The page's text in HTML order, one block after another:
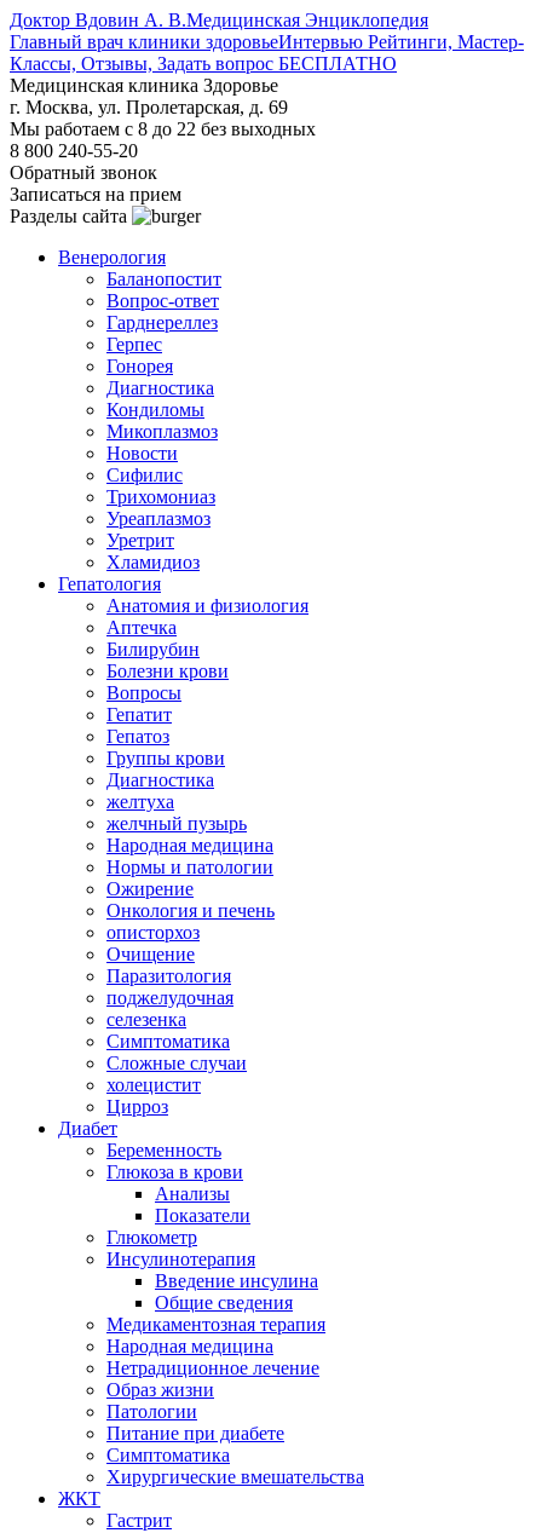
Доктор Вдовин А. В.Медицинская Энциклопедия
Главный врач клиники здоровьеИнтервью Рейтинги, Мастер-
Классы, Отзывы, Задать вопрос БЕСПЛАТНО
Медицинская клиника Здоровье
г. Москва, ул. Пролетарская, д. 69
Мы работаем с 8 до 22 без выходных
8 800 240-55-20
Обратный звонок
Записаться на прием
Разделы сайта
Венерология
Баланопостит
Вопрос-ответ
Гарднереллез
Герпес
Гонорея
Диагностика
Кондиломы
Микоплазмоз
Новости
Сифилис
Трихомониаз
Уреаплазмоз
Уретрит
Хламидиоз
Гепатология
Анатомия и физиология
Аптечка
Билирубин
Болезни крови
Вопросы
Гепатит
Гепатоз
Группы крови
Диагностика
желтуха
желчный пузырь
Народная медицина
Нормы и патологии
Ожирение
Онкология и печень
описторхоз
Очищение
Паразитология
поджелудочная
селезенка
Симптоматика
Сложные случаи
холецистит
Цирроз
Диабет
Беременность
Глюкоза в крови
Анализы
Показатели
Глюкометр
Инсулинотерапия
Введение инсулина
Общие сведения
Медикаментозная терапия
Народная медицина
Нетрадиционное лечение
Образ жизни
Патологии
Питание при диабете
Симптоматика
Хирургические вмешательства
ЖКТ
Гастрит